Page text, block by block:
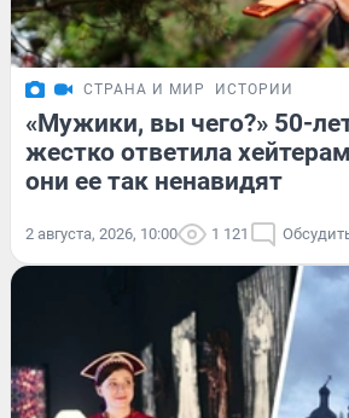
СТРАНА И МИР ИСТОРИИ
«Мужики, вы чего?» 50-
жестко ответила
они ее так ненавидят
2 августа, 2026, 10:00 1 121